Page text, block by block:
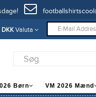
DKKValuta
Børn VM 2026 Mænd